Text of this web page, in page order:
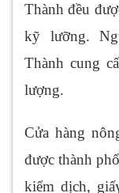
Thành đều
kỹ lưỡng.
Thành cung
lượng.
Cửa hàng
được thành
kiểm dịch,